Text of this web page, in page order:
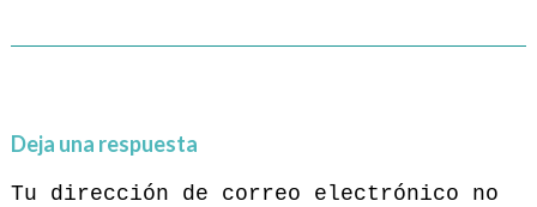
Deja una respuesta
Tu dirección de correo electrónico no